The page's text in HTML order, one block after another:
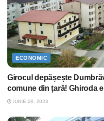
ECONOMIC
Girocul depășește
comune din țară! Ghiroda
IUNIE 29, 2023